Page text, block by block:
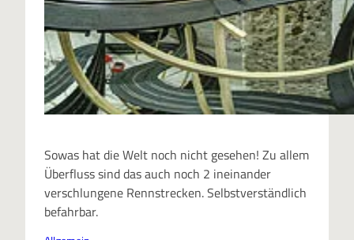
Sowas hat die Welt noch nicht gesehen! Zu allem
Überfluss sind das auch noch 2 ineinander
verschlungene Rennstrecken. Selbstverständlich
befahrbar.